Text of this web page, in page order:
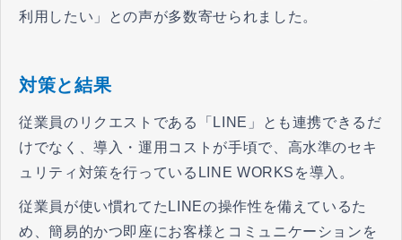
利用したい」との声が多数寄せられました。
対策と結果
従業員のリクエストである「LINE」とも連携できるだ
けでなく、導入・運用コストが手頃で、高水準のセキ
ュリティ対策を行っているLINE WORKSを導入。
従業員が使い慣れてたLINEの操作性を備えているた
め、簡易的かつ即座にお客様とコミュニケーションを